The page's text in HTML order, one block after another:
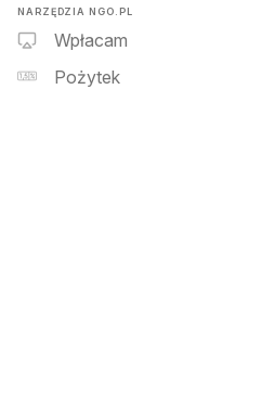
NARZĘDZIA NGO.PL
Wpłacam
Pożytek